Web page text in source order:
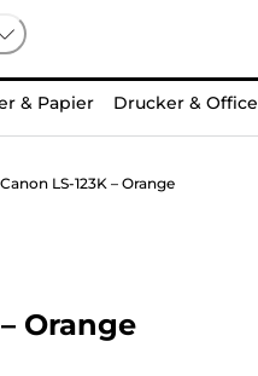
& Papier Drucker & Office
Canon LS-123K – Orange
Orange